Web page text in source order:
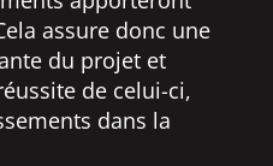
assure donc une
du projet et
de celui-ci,
dans la